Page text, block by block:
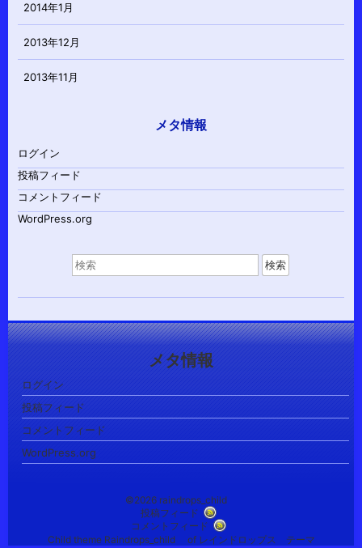
2014年1月
2013年12月
2013年11月
メタ情報
ログイン
投稿フィード
コメントフィード
WordPress.org
索
象:
メタ情報
ログイン
投稿フィード
コメントフィード
WordPress.org
©2026 raindrops_child
投稿フィード
コメントフィード
Child theme Raindrops_child of レインドロップス テーマ